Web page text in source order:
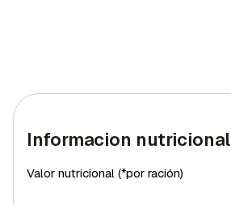
Informacion nutricional
Valor nutricional (*por ración)